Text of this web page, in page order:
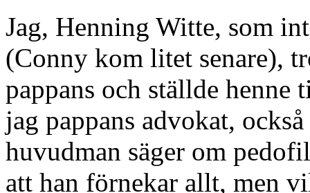
Jag, Henning Witte, som
(Conny kom litet senare),
pappans och ställde henne
jag pappans advokat,
huvudman säger om
att han förnekar allt, men